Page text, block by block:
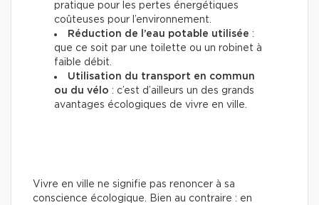
pratique pour les pertes énergétiques
coûteuses pour l’environnement.
Réduction de l’eau potable utilisée :
que ce soit par une toilette ou un robinet à
faible débit.
Utilisation du transport en commun
ou du vélo : c’est d’ailleurs un des grands
avantages écologiques de vivre en ville.
Vivre en ville ne signifie pas renoncer à sa
conscience écologique. Bien au contraire : en